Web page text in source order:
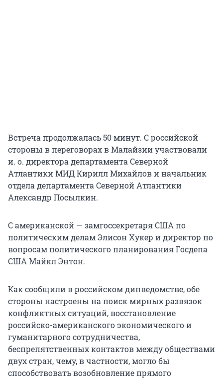
Встреча продолжалась 50 минут. С российской
стороны в переговорах в Малайзии участвовали
и. о. директора департамента Северной
Атлантики МИД Кирилл Михайлов и начальник
отдела департамента Северной Атлантики
Александр Посылкин.
С американской — замгоссекретаря США по
политическим делам Элисон Хукер и директор по
вопросам политического планирования Госдепа
США Майкл Энтон.
Как сообщили в российском дипведомстве, обе
стороны настроены на поиск мирных развязок
конфликтных ситуаций, восстановление
российско-американского экономического и
гуманитарного сотрудничества,
беспрепятственных контактов между обществами
двух стран, чему, в частности, могло бы
способствовать возобновление прямого